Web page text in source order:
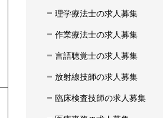
理学療法士の求人募集
作業療法士の求人募集
言語聴覚士の求人募集
放射線技師の求人募集
臨床検査技師の求人募集